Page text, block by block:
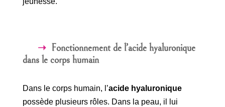
Fonctionnement de l’acide hyaluronique
dans le corps humain
Dans le corps humain, l’acide hyaluronique
possède plusieurs rôles. Dans la peau, il lui